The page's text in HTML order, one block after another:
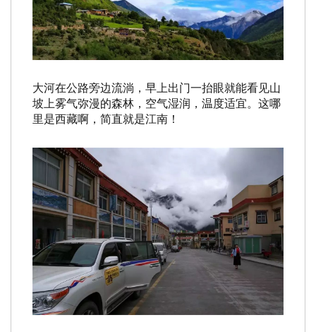
大河在公路旁边流淌，早上出门一抬眼就能看见山
坡上雾气弥漫的森林，空气湿润，温度适宜。这哪
里是西藏啊，简直就是江南！